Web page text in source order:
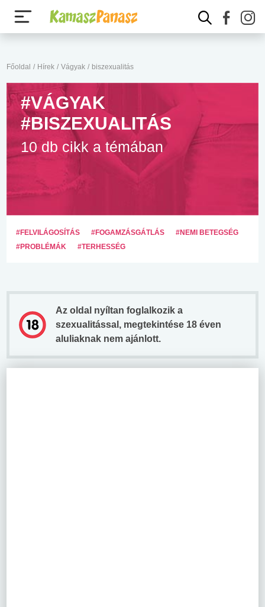
Főoldal / Hírek / Vágyak / biszexualitás
#VÁGYAK
#BISZEXUALITÁS
10 db cikk a témában
#FELVILÁGOSÍTÁS #FOGAMZÁSGÁTLÁS
#NEMI BETEGSÉG
#PROBLÉMÁK
#TERHESSÉG
Az oldal nyíltan foglalkozik a
szexualitással, megtekintése 18 éven
aluliaknak nem ajánlott.